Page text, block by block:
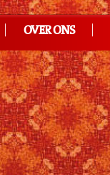
OVER ONS